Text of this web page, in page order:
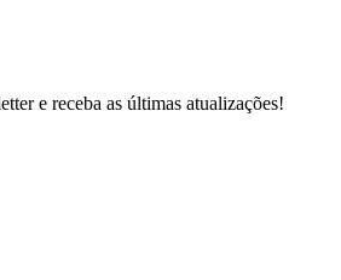
e receba as últimas atualizações!